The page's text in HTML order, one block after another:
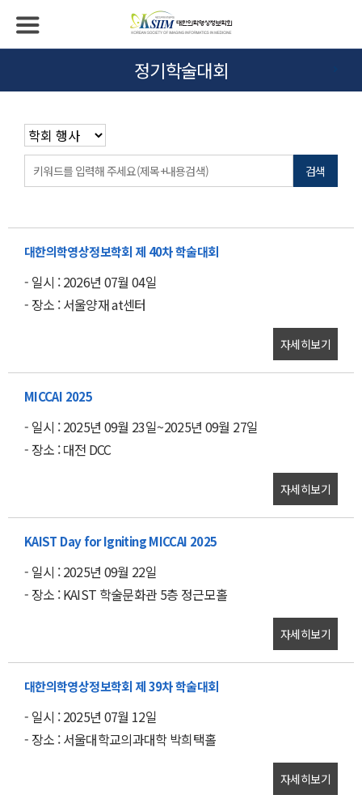
정기학술대회
검색
대한의학영상정보학회 제 40차 학술대회
- 일시 : 2026년 07월 04일
- 장소 : 서울양재 at센터
자세히보기
MICCAI 2025
- 일시 : 2025년 09월 23일~2025년 09월 27일
- 장소 : 대전 DCC
자세히보기
KAIST Day for Igniting MICCAI 2025
- 일시 : 2025년 09월 22일
- 장소 : KAIST 학술문화관 5층 정근모홀
자세히보기
대한의학영상정보학회 제 39차 학술대회
- 일시 : 2025년 07월 12일
- 장소 : 서울대학교의과대학 박희택홀
자세히보기